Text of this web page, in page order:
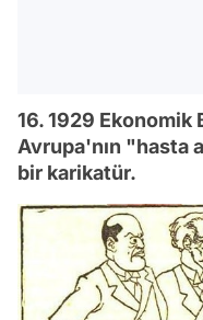
16. 1929 Ekonomik
Avrupa'nın "hasta
bir karikatür.